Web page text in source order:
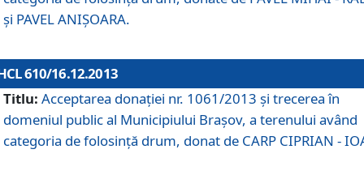
şi PAVEL ANIŞOARA.
610/16.12.2013
Titlu: Acceptarea donaţiei nr. 1061/2013 şi trecerea în
domeniul public al Municipiului Braşov, a terenului având
categoria de folosinţă drum, donat de CARP CIPRIAN -